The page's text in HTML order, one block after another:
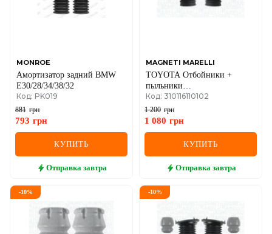
MONROE
Амортизатор задний BMW
E30/28/34/38/32
Код: PK019
881 грн
793 грн
КУПИТЬ
Отправка завтра
MAGNETI MARELLI
TOYOTA Отбойники +
пыльники
аморт.передн.Комплект
Corolla 02-
Код: 310116110102
1 200 грн
1 080 грн
КУПИТЬ
Отправка завтра
-10% -10%